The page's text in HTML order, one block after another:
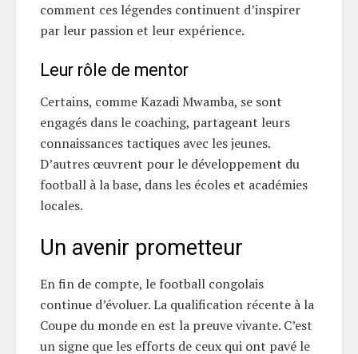
comment ces légendes continuent d’inspirer
par leur passion et leur expérience.
Leur rôle de mentor
Certains, comme Kazadi Mwamba, se sont
engagés dans le coaching, partageant leurs
connaissances tactiques avec les jeunes.
D’autres œuvrent pour le développement du
football à la base, dans les écoles et académies
locales.
Un avenir prometteur
En fin de compte, le football congolais
continue d’évoluer. La qualification récente à la
Coupe du monde en est la preuve vivante. C’est
un signe que les efforts de ceux qui ont pavé le